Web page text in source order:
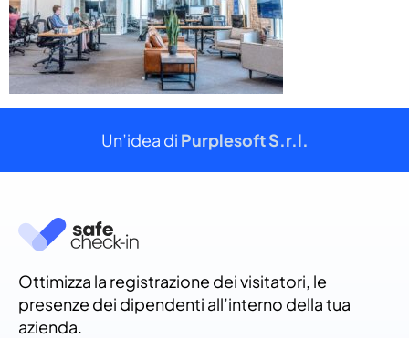
Un’idea di Purplesoft S.r.l.
Ottimizza la registrazione dei visitatori, le
presenze dei dipendenti all’interno della tua
azienda.